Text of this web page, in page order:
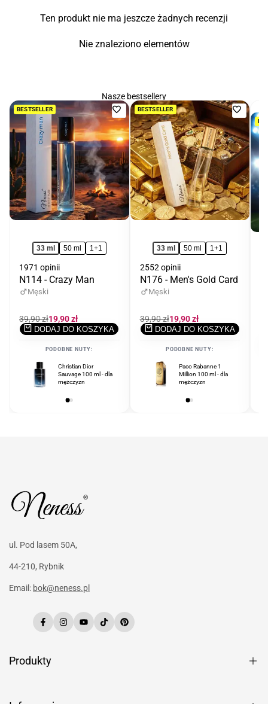
Ten produkt nie ma jeszcze żadnych recenzji
Nie znaleziono elementów
Nasze bestsellery
BESTSELLER
Dodaj
do
ulubionych
33 ml 50 ml 1+1
1971 opinii
N114 - Crazy Man
Męski
Cena
regularna
39,90 złCena
promocyjna
19,90 zł
DODAJ DO KOSZYKA
PODOBNE NUTY:
Christian Dior
Sauvage 100 ml - dla
mężczyzn
Ferrari Scuderia Black
125 ml - dla
mężczyzn
BESTSELLER
Dodaj
do
33 ml 50 ml 1+1
2552 opinii
N176 - Men's Gold Card
Męski
Cena
regularna
39,90 złCena
promocyjna
19,90 zł
DODAJ DO KOSZYKA
PODOBNE NUTY:
Paco Rabanne 1
Million 100 ml - dla
mężczyzn
ul. Pod lasem 50A,
44-210, Rybnik
Email: bok@neness.pl
FacebookInstagram
YouTubeTikTokPinterest
Produkty